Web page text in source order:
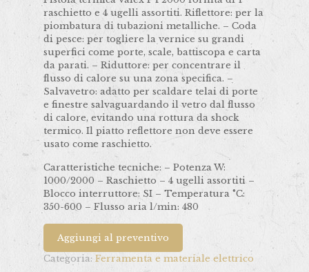
raschietto e 4 ugelli assortiti. Riflettore: per la
piombatura di tubazioni metalliche. – Coda
di pesce: per togliere la vernice su grandi
superfici come porte, scale, battiscopa e carta
da parati. – Riduttore: per concentrare il
flusso di calore su una zona specifica. –
Salvavetro: adatto per scaldare telai di porte
e finestre salvaguardando il vetro dal flusso
di calore, evitando una rottura da shock
termico. Il piatto reflettore non deve essere
usato come raschietto.
Caratteristiche tecniche: – Potenza W:
1000/2000 – Raschietto – 4 ugelli assortiti –
Blocco interruttore: SI – Temperatura °C:
350-600 – Flusso aria l/min: 480
Aggiungi al preventivo
Categoria: Ferramenta e materiale elettrico